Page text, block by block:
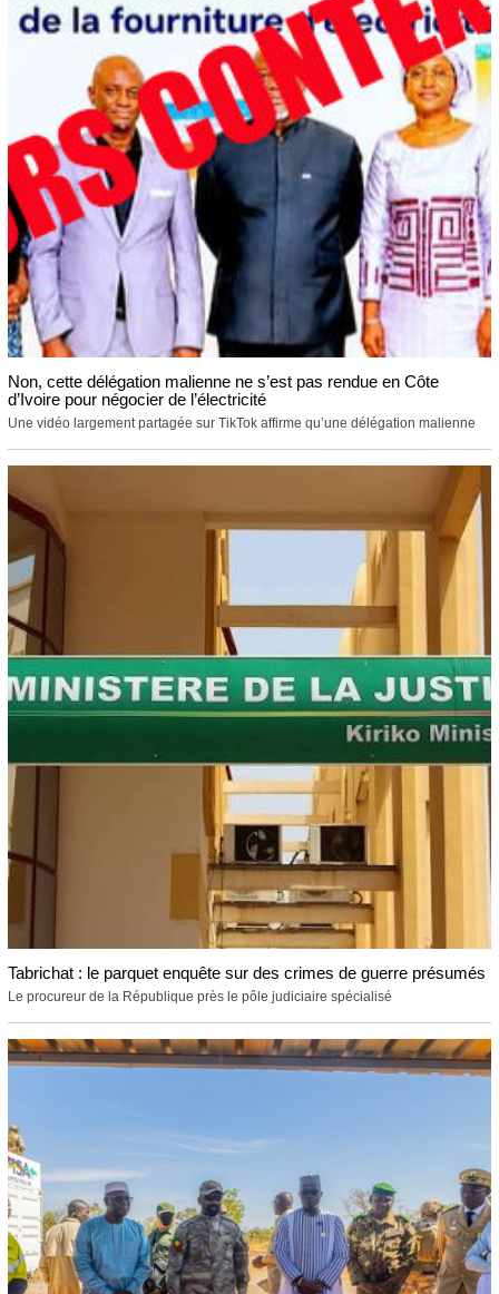
Non, cette délégation malienne ne s’est pas rendue en Côte
d’Ivoire pour négocier de l’électricité
Une vidéo largement partagée sur TikTok affirme qu’une délégation malienne
Tabrichat : le parquet enquête sur des crimes de guerre présumés
Le procureur de la République près le pôle judiciaire spécialisé